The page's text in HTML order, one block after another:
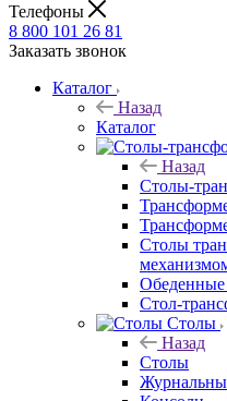
Телефоны
8 800 101 26 81
Заказать звонок
Каталог
Назад
Каталог
Назад
Столы-
Столы
Обеденные
Стол-
Столы
Назад
Столы